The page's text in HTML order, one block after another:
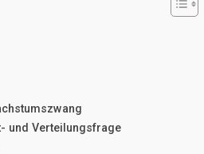
und Verteilungsfrage